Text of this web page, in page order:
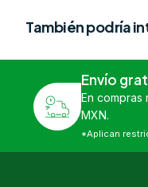
También podría
Envío
En compras
MXN.
*Aplican